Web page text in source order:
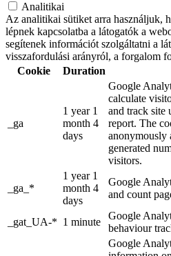
Analitikai
Az analitikai sütiket arra használjuk,
lépnek kapcsolatba a látogatók a
segítenek információt szolgáltatni a
visszafordulási arányról, a forgalom
Cookie
Duration
_ga
1 year 1
month 4
days
Google
calculate
and track site
report. The
anonymously
generated
visitors.
_ga_*
1 year 1
month 4
days
Google
and count
_gat_UA-* 1 minute
Google
behaviour
Google